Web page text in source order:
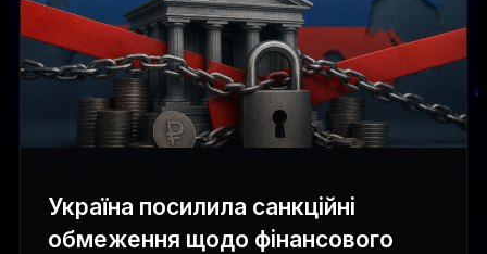
Україна посилила санкційні
обмеження щодо фінансового